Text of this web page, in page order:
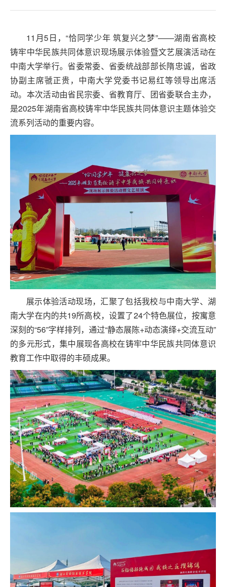
11月5日，“恰同学少年 筑复兴之梦”——湖南省高校
铸牢中华民族共同体意识现场展示体验暨文艺展演活动在
中南大学举行。省委常委、省委统战部部长隋忠诚，省政
协副主席虢正贵，中南大学党委书记易红等领导出席活
动。本次活动由省民宗委、省教育厅、团省委联合主办，
是2025年湖南省高校铸牢中华民族共同体意识主题体验交
流系列活动的重要内容。
展示体验活动现场，汇聚了包括我校与中南大学、湖
南大学在内的共19所高校，设置了24个特色展位，按寓意
深刻的“56”字样排列，通过“静态展陈+动态演绎+交流互动”
的多元形式，集中展现各高校在铸牢中华民族共同体意识
教育工作中取得的丰硕成果。